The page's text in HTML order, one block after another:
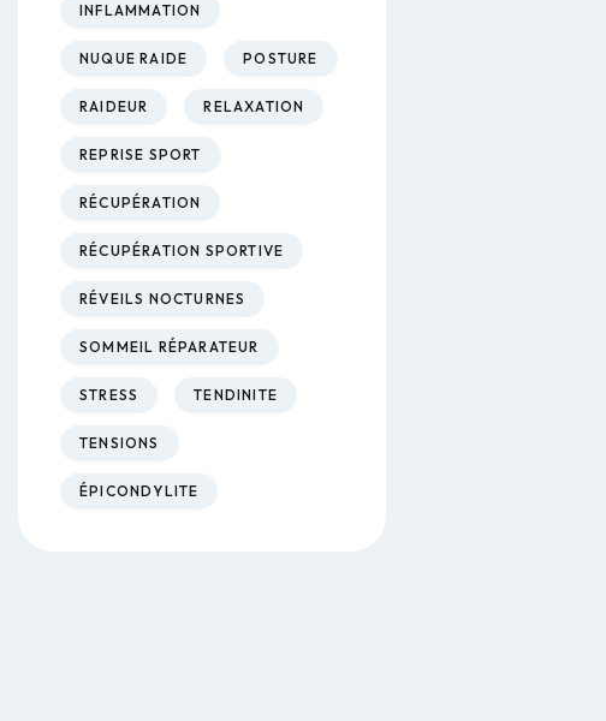
INFLAMMATION
NUQUE RAIDE POSTURE
RAIDEUR RELAXATION
REPRISE SPORT
RÉCUPÉRATION
RÉCUPÉRATION SPORTIVE
RÉVEILS NOCTURNES
SOMMEIL RÉPARATEUR
STRESS TENDINITE
TENSIONS
ÉPICONDYLITE